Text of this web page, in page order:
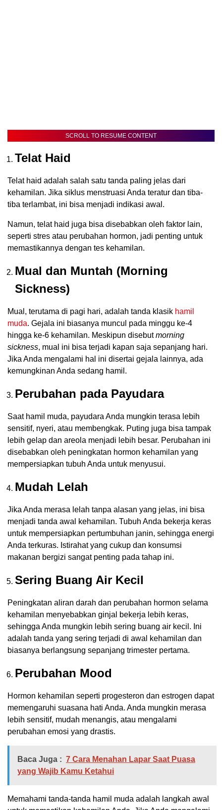
SCROLL TO RESUME CONTENT
Telat Haid
Telat haid adalah salah satu tanda paling jelas dari
kehamilan. Jika siklus menstruasi Anda teratur dan tiba-
tiba terlambat, ini bisa menjadi indikasi awal.
Namun, telat haid juga bisa disebabkan oleh faktor lain,
seperti stres atau perubahan hormon, jadi penting untuk
memastikannya dengan tes kehamilan.
Mual dan Muntah (Morning
Sickness)
Mual, terutama di pagi hari, adalah tanda klasik hamil
muda. Gejala ini biasanya muncul pada minggu ke-4
hingga ke-6 kehamilan. Meskipun disebutmorning
sickness, mual ini bisa terjadi kapan saja sepanjang hari.
Jika Anda mengalami hal ini disertai gejala lainnya, ada
kemungkinan Anda sedang hamil.
Perubahan pada Payudara
Saat hamil muda, payudara Anda mungkin terasa lebih
sensitif, nyeri, atau membengkak. Puting juga bisa tampak
lebih gelap dan areola menjadi lebih besar. Perubahan ini
disebabkan oleh peningkatan hormon kehamilan yang
mempersiapkan tubuh Anda untuk menyusui.
Mudah Lelah
Jika Anda merasa lelah tanpa alasan yang jelas, ini bisa
menjadi tanda awal kehamilan. Tubuh Anda bekerja keras
untuk mempersiapkan pertumbuhan janin, sehingga energi
Anda terkuras. Istirahat yang cukup dan konsumsi
makanan bergizi sangat penting pada tahap ini.
Sering Buang Air Kecil
Peningkatan aliran darah dan perubahan hormon selama
kehamilan menyebabkan ginjal bekerja lebih keras,
sehingga Anda mungkin lebih sering buang air kecil. Ini
adalah tanda yang sering terjadi di awal kehamilan dan
biasanya berlangsung sepanjang trimester pertama.
Perubahan Mood
Hormon kehamilan seperti progesteron dan estrogen dapat
memengaruhi suasana hati Anda. Anda mungkin merasa
lebih sensitif, mudah menangis, atau mengalami
perubahan emosi yang drastis.
Baca Juga : 7 Cara Menahan Lapar Saat Puasa
yang Wajib Kamu Ketahui
Memahami tanda-tanda hamil muda adalah langkah awal